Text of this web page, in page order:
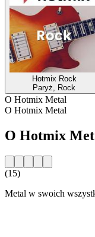
Hotmix Rock
Paryż, Rock
O Hotmix Metal
O Hotmix Metal
O Hotmix
(15)
Metal w swoich